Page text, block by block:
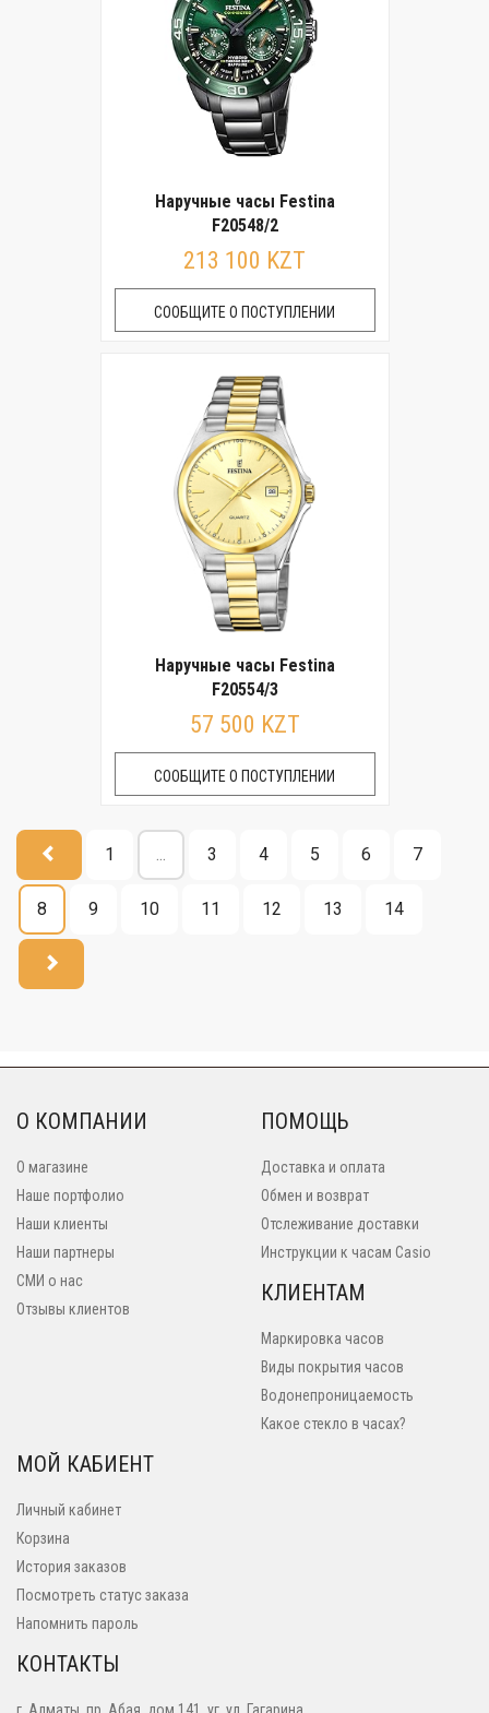
Наручные часы Festina
F20548/2
213 100 KZT
СООБЩИТЕ О ПОСТУПЛЕНИИ
Наручные часы Festina
F20554/3
57 500 KZT
СООБЩИТЕ О ПОСТУПЛЕНИИ
1 ... 3 4 5 6 7
8 9 10 11 12 13 14
О КОМПАНИИ
О магазине
Наше портфолио
Наши клиенты
Наши партнеры
СМИ о нас
Отзывы клиентов
ПОМОЩЬ
Доставка и оплата
Обмен и возврат
Отслеживание доставки
Инструкции к часам Casio
КЛИЕНТАМ
Маркировка часов
Виды покрытия часов
Водонепроницаемость
Какое стекло в часах?
МОЙ КАБИЕНТ
Личный кабинет
Корзина
История заказов
Посмотреть статус заказа
Напомнить пароль
КОНТАКТЫ